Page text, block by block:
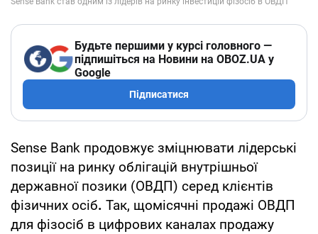
Будьте першими у курсі головного —
підпишіться на Новини на OBOZ.UA у
Google
Підписатися
Sense Bank продовжує зміцнювати лідерські
позиції на ринку облігацій внутрішньої
державної позики (ОВДП) серед клієнтів
фізичних осіб. Так, щомісячні продажі ОВДП
для фізосіб в цифрових каналах продажу